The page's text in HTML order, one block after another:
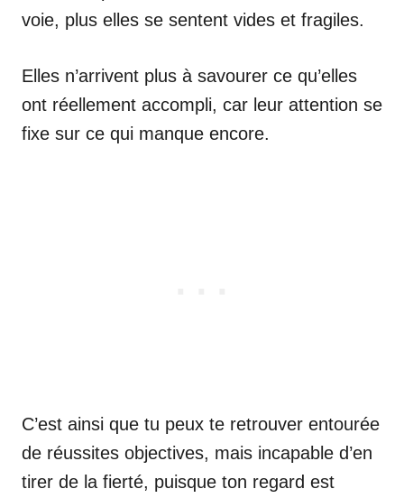
voie, plus elles se sentent vides et fragiles.
Elles n’arrivent plus à savourer ce qu’elles
ont réellement accompli, car leur attention se
fixe sur ce qui manque encore.
C’est ainsi que tu peux te retrouver entourée
de réussites objectives, mais incapable d’en
tirer de la fierté, puisque ton regard est